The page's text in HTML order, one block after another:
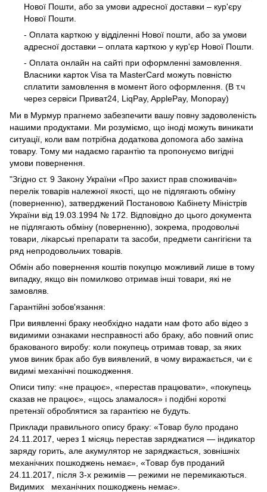
Нової Пошти, або за умови адресної доставки – кур'єру
Нової Пошти.
- Оплата карткою у відділенні Нової пошти, або за умови
адресної доставки – оплата карткою у кур'єр Нової Пошти.
- Оплата онлайн на сайті при оформленні замовлення.
Власники карток Visa та MasterCard можуть повністю
сплатити замовлення в момент його оформлення. (В т.ч
через сервіси Приват24, LiqPay, ApplePay, Monopay)
Ми в Мурмур прагнемо забезпечити вашу повну задоволеність
нашими продуктами. Ми розуміємо, що іноді можуть виникати
ситуації, коли вам потрібна додаткова допомога або заміна
товару. Тому ми надаємо гарантію та пропонуємо вигідні
умови повернення.
"Згідно ст. 9 Закону України «Про захист прав споживачів»
перелік товарів належної якості, що не підлягають обміну
(поверненню), затверджений Постановою Кабінету Міністрів
України від 19.03.1994 № 172. Відповідно до цього документа
не підлягають обміну (поверненню), зокрема, продовольчі
товари, лікарські препарати та засоби, предмети сангігієни та
ряд непродовольчих товарів.
Обмін або повернення коштів покупцю можливий лише в тому
випадку, якщо він помилково отримав інші товари, які не
замовляв.
Гарантійні зобов'язання:
При виявленні браку необхідно надати нам фото або відео з
видимими ознаками несправності або браку, або повний опис
бракованого виробу: коли покупець отримав товар, за яких
умов виник брак або був виявлений, в чому виражається, чи є
видимі механічні пошкодження.
Описи типу: «не працює», «перестав працювати», «покупець
сказав не працює», «щось зламалося» і подібні короткі
претензії оброблятися за гарантією не будуть.
Приклади правильного опису браку: «Товар було продано
24.11.2017, через 1 місяць перестав заряджатися — індикатор
заряду горить, але акумулятор не заряджається, зовнішніх
механічних пошкоджень немає», «Товар був проданий
24.11.2017, після 3-х режимів — режими не перемикаються.
Видимих механічних пошкоджень немає».